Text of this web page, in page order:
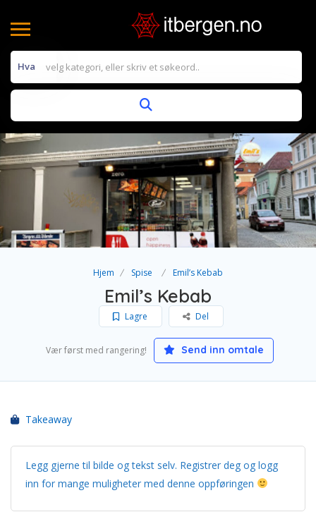
Hva
Hjem Spise Emil’s Kebab
Emil’s Kebab
Lagre Del
Vær først med rangering! Send inn omtale
Takeaway
Legg gjerne til bilde og tekst selv. Registrer deg og logg
inn for mange muligheter med denne oppføringen